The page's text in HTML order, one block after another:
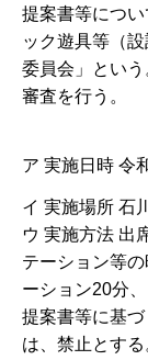
提案書等につ
ック遊具等（
委員会」とい
審査を行う。
ア 実施日時 令
イ 実施場所 石
ウ 実施方法 出
テーション等
ーション20分
提案書等に基
は、禁止とする